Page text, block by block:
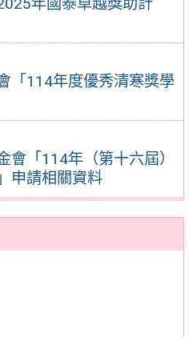
年國泰卓越獎助計
「114年度優秀清寒獎學
會「114年（第十六屆）
申請相關資料